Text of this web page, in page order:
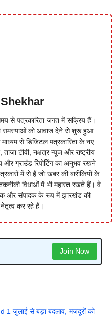
से पत्रकारिता जगत में सक्रिय हैं।
समस्याओं को आवाज देने से शुरू हुआ
से डिजिटल पत्रकारिता के नए
टीवी, नक्षत्र न्यूज और राष्ट्रीय
और ग्राउंड रिपोर्टिंग का अनुभव रखने
में से हैं जो खबर की बारीकियों के
विधाओं में भी महारत रखते हैं। वे
और संपादक के रूप में झारखंड की
नेतृत्व कर रहे हैं।
Join Now